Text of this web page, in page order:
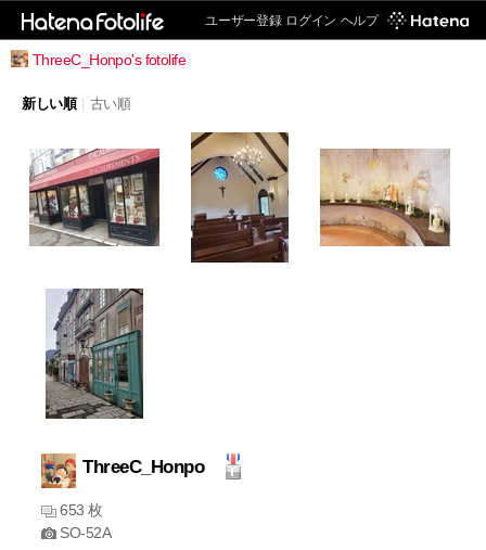
ユーザー登録 ログイン ヘルプ
ThreeC_Honpo's fotolife
新しい順 古い順
ThreeC_Honpo
653 枚
SO-52A